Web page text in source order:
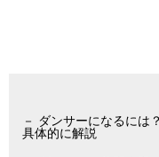
ダンサーになるには
具体的に解説